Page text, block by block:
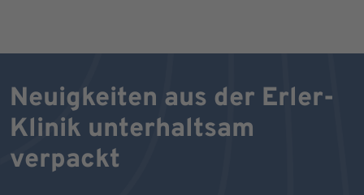
Neuigkeiten aus der Erler-
Klinik unterhaltsam
verpackt